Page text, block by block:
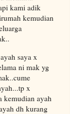
kami adik
kemudian
saya x
ni mak yg
x
kemudian ayah
dh kurang